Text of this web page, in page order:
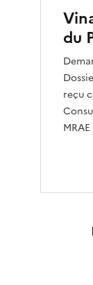
du
reçu
MRAE